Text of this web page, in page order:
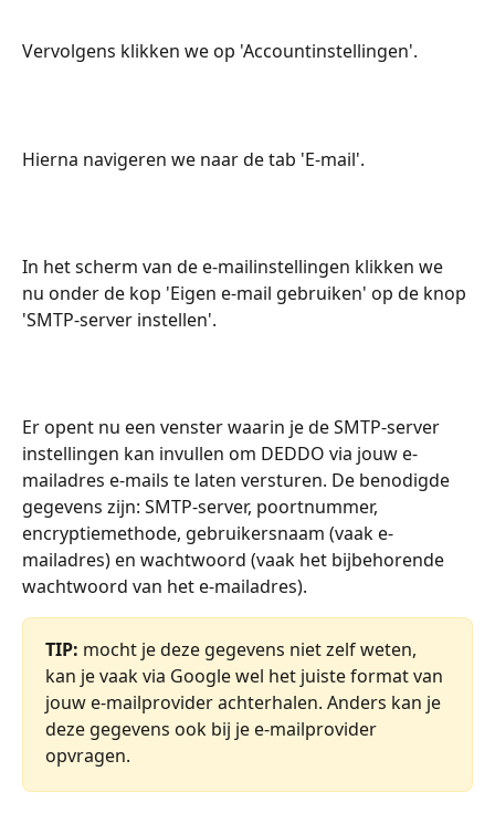
Vervolgens klikken we op 'Accountinstellingen'.
Hierna navigeren we naar de tab 'E-mail'.
In het scherm van de e-mailinstellingen klikken we
nu onder de kop 'Eigen e-mail gebruiken' op de knop
'SMTP-server instellen'.
Er opent nu een venster waarin je de SMTP-server
instellingen kan invullen om DEDDO via jouw e-
mailadres e-mails te laten versturen. De benodigde
gegevens zijn: SMTP-server, poortnummer,
encryptiemethode, gebruikersnaam (vaak e-
mailadres) en wachtwoord (vaak het bijbehorende
wachtwoord van het e-mailadres).
TIP: mocht je deze gegevens niet zelf weten,
kan je vaak via Google wel het juiste format van
jouw e-mailprovider achterhalen. Anders kan je
deze gegevens ook bij je e-mailprovider
opvragen.